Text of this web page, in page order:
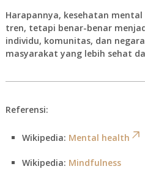
Harapannya, kesehatan
tren, tetapi benar-benar
individu, komunitas, dan
masyarakat yang lebih sehat
Referensi:
Wikipedia: Mental health
Wikipedia: Mindfulness